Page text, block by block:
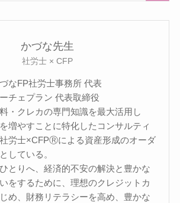
かづな先生
社労士 × CFP
なFP社労士事務所 代表
チェプラン 代表取締役
・クレカの専門知識を最大活用し
増やすことに特化したコンサルティ
労士×CFPⓇによる資産形成のオーダ
している。
とりへ、経済的不安の解決と豊かな
をするために、理想のクレジットカ
め、財務リテラシーを高め、豊かな